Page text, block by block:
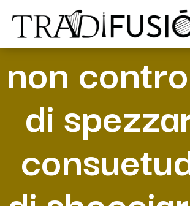
Hai
non
di